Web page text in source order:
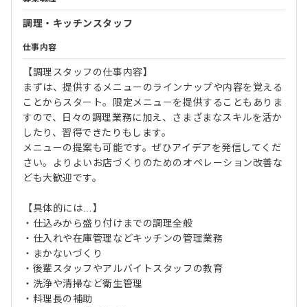
調理・キッチンスタッフ
仕事内容
【調理スタッフの仕事内容】
まずは、提供するメニューのラインナップや内容を覚える
ことからスタート。限定メニューを提供することもありま
すので、日々の調理業務に加え、さまざまなスキルを活か
したり、習得できたりもします。
メニューの提案も可能です。ぜひアイデアを発信してくだ
さい。よりよいお店づくりのためのオペレーション改善な
ども大歓迎です。
【具体的には…】
・仕込みから盛り付けまでの調理全般
・仕入れや在庫管理などキッチンの管理業務
・まかないづくり
・後輩スタッフやアルバイトスタッフの教育
・洗浄や清掃など衛生管理
・料理長の補助